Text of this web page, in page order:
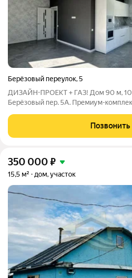
Берёзовый переулок,5
ДИЗАЙН-ПРОЕКТ + ГАЗ! Дом 90 м, 10
Берёзовый пер. 5А. Премиум-
Берёзовый переулок, 5А. Продаётся
Позвонить
350 000 ₽
15,5 м² дом, участок